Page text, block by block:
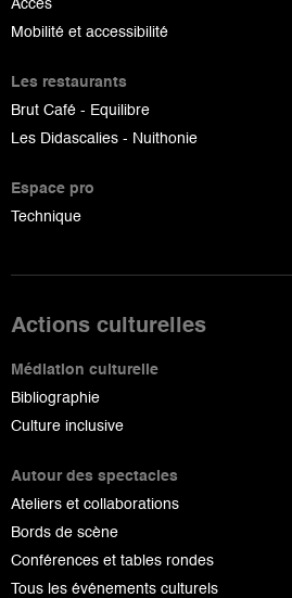
Accès
Mobilité et accessibilité
Les restaurants
Brut Café - Equilibre
Les Didascalies - Nuithonie
Espace pro
Technique
Actions culturelles
Médiation culturelle
Bibliographie
Culture inclusive
Autour des spectacles
Ateliers et collaborations
Bords de scène
Conférences et tables rondes
Tous les événements culturels